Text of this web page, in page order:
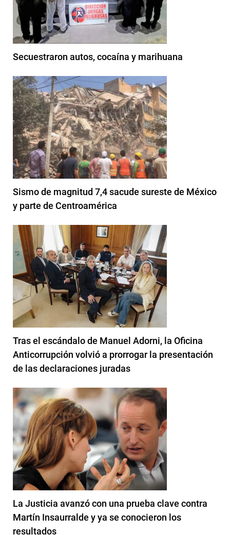
Secuestraron autos, cocaína y marihuana
Sismo de magnitud 7,4 sacude sureste de México
y parte de Centroamérica
Tras el escándalo de Manuel Adorni, la Oficina
Anticorrupción volvió a prorrogar la presentación
de las declaraciones juradas
La Justicia avanzó con una prueba clave contra
Martín Insaurralde y ya se conocieron los
resultados